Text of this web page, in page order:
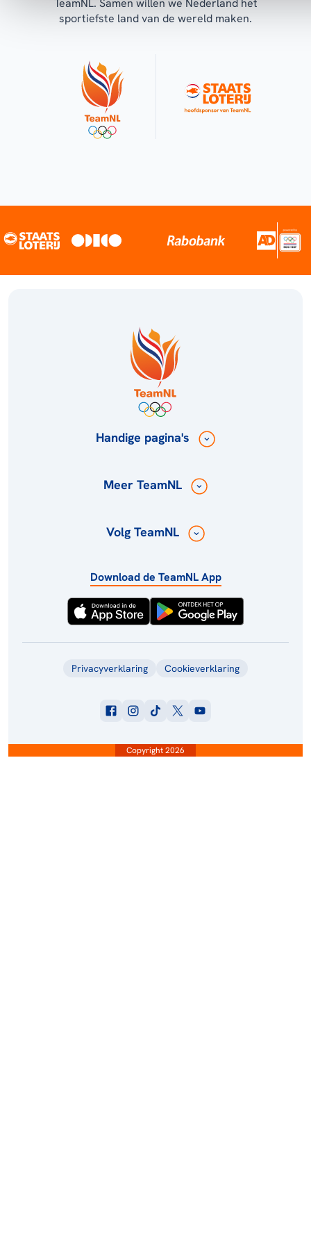
TeamNL. Samen willen we Nederland het
sportiefste land van de wereld maken.
Handige pagina's
Meer TeamNL
Volg TeamNL
Download de TeamNL App
Privacyverklaring Cookieverklaring
Copyright 2026